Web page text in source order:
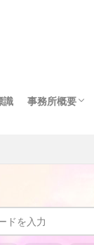
識 事務所概要